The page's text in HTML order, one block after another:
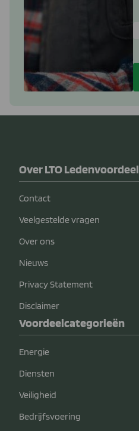
Over LTO Ledenvoordeel
Contact
Veelgestelde vragen
Over ons
Nieuws
Privacy Statement
Disclaimer
Voordeelcategorieën
Energie
Diensten
Veiligheid
Bedrijfsvoering